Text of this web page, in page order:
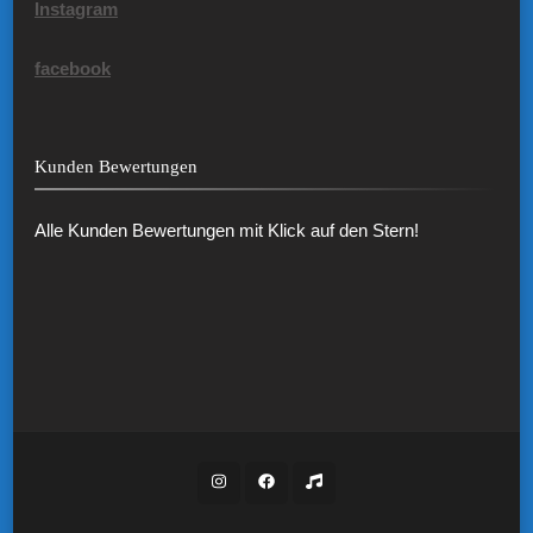
Instagram
facebook
Kunden Bewertungen
Alle Kunden Bewertungen mit Klick auf den Stern!